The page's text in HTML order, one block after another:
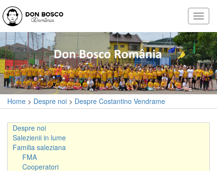
Home > Despre noi > Despre Costantino Vendrame
Despre noi
Salezienii in lume
Familia saleziana
FMA
Cooperatori